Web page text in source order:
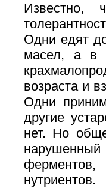
Известно,
Одни едят
масел, а в
возраста и
Одни
другие
нет. Но
нарушенный
нутриентов.